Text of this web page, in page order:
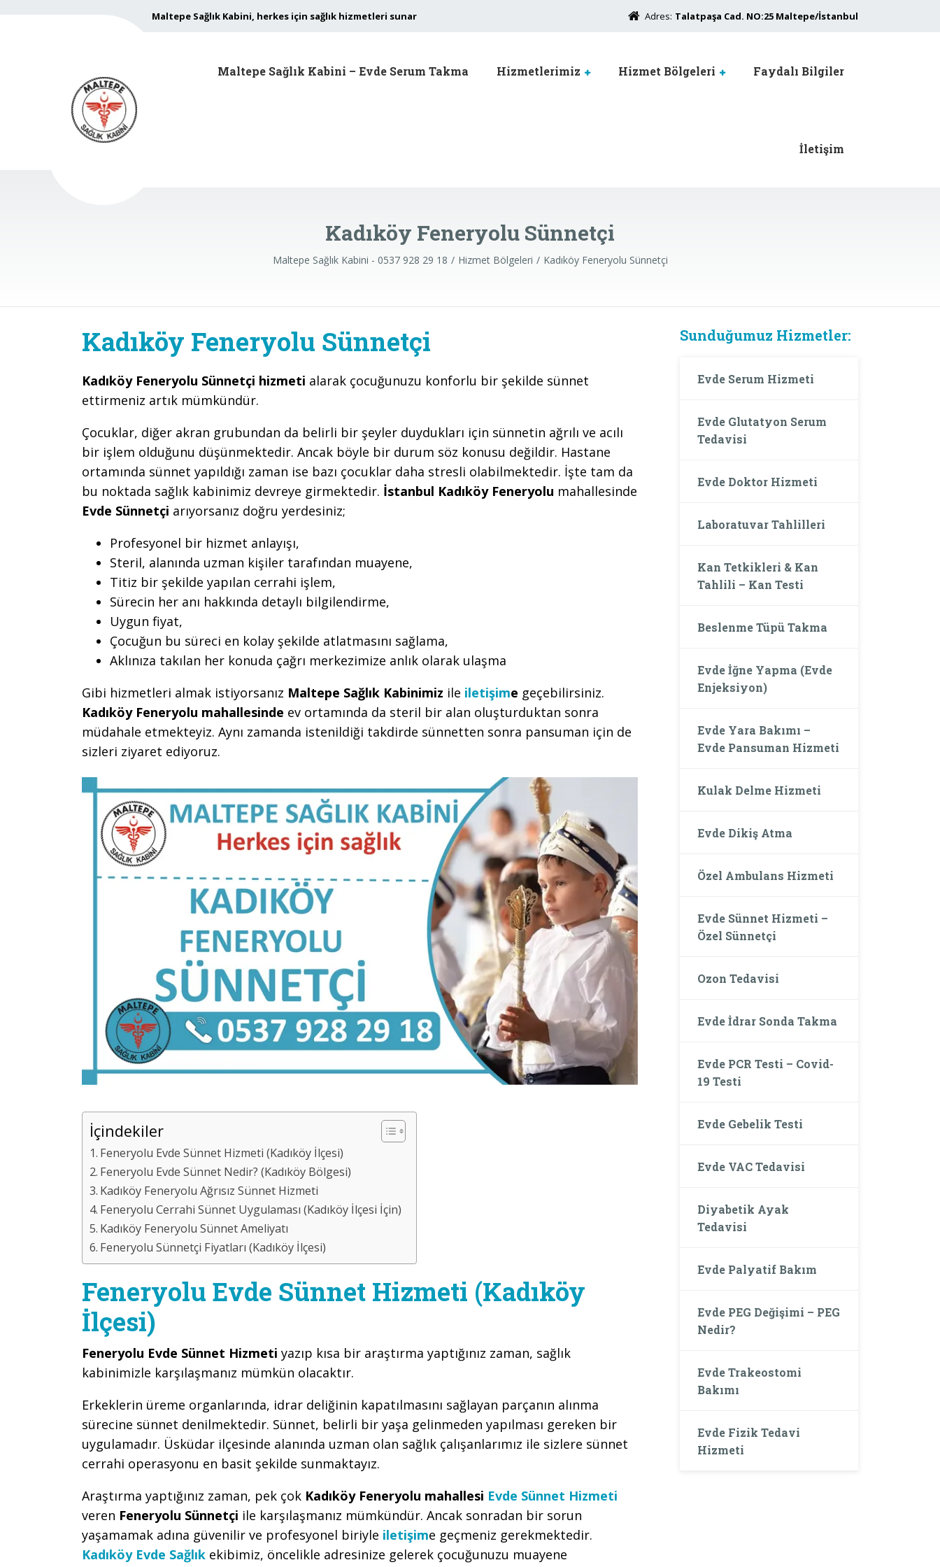
Maltepe Sağlık Kabini, herkes için sağlık hizmetleri sunar Adres: Talatpaşa Cad. NO:25 Maltepe/İstanbul
Maltepe Sağlık Kabini – Evde Serum Takma Hizmetlerimiz Hizmet Bölgeleri Faydalı Bilgiler
İletişim
Kadıköy Feneryolu Sünnetçi
Maltepe Sağlık Kabini - 0537 928 29 18 Hizmet Bölgeleri Kadıköy Feneryolu Sünnetçi
Kadıköy Feneryolu Sünnetçi
Kadıköy Feneryolu Sünnetçi hizmeti alarak çocuğunuzu konforlu bir şekilde sünnet
ettirmeniz artık mümkündür.
Çocuklar, diğer akran grubundan da belirli bir şeyler duydukları için sünnetin ağrılı ve acılı
bir işlem olduğunu düşünmektedir. Ancak böyle bir durum söz konusu değildir. Hastane
ortamında sünnet yapıldığı zaman ise bazı çocuklar daha stresli olabilmektedir. İşte tam da
bu noktada sağlık kabinimiz devreye girmektedir. İstanbul Kadıköy Feneryolu mahallesinde
Evde Sünnetçi arıyorsanız doğru yerdesiniz;
Profesyonel bir hizmet anlayışı,
Steril, alanında uzman kişiler tarafından muayene,
Titiz bir şekilde yapılan cerrahi işlem,
Sürecin her anı hakkında detaylı bilgilendirme,
Uygun fiyat,
Çocuğun bu süreci en kolay şekilde atlatmasını sağlama,
Aklınıza takılan her konuda çağrı merkezimize anlık olarak ulaşma
Gibi hizmetleri almak istiyorsanız Maltepe Sağlık Kabinimiz ile iletişime geçebilirsiniz.
Kadıköy Feneryolu mahallesinde ev ortamında da steril bir alan oluşturduktan sonra
müdahale etmekteyiz. Aynı zamanda istenildiği takdirde sünnetten sonra pansuman için de
sizleri ziyaret ediyoruz.
İçindekiler
Feneryolu Evde Sünnet Hizmeti (Kadıköy İlçesi)
Feneryolu Evde Sünnet Nedir? (Kadıköy Bölgesi)
Kadıköy Feneryolu Ağrısız Sünnet Hizmeti
Feneryolu Cerrahi Sünnet Uygulaması (Kadıköy İlçesi İçin)
Kadıköy Feneryolu Sünnet Ameliyatı
Feneryolu Sünnetçi Fiyatları (Kadıköy İlçesi)
Feneryolu Evde Sünnet Hizmeti (Kadıköy
İlçesi)
Feneryolu Evde Sünnet Hizmeti yazıp kısa bir araştırma yaptığınız zaman, sağlık
kabinimizle karşılaşmanız mümkün olacaktır.
Erkeklerin üreme organlarında, idrar deliğinin kapatılmasını sağlayan parçanın alınma
sürecine sünnet denilmektedir. Sünnet, belirli bir yaşa gelinmeden yapılması gereken bir
uygulamadır. Üsküdar ilçesinde alanında uzman olan sağlık çalışanlarımız ile sizlere sünnet
cerrahi operasyonu en basit şekilde sunmaktayız.
Araştırma yaptığınız zaman, pek çok Kadıköy Feneryolu mahallesi Evde Sünnet Hizmeti
veren Feneryolu Sünnetçi ile karşılaşmanız mümkündür. Ancak sonradan bir sorun
yaşamamak adına güvenilir ve profesyonel biriyle iletişime geçmeniz gerekmektedir.
Kadıköy Evde Sağlık ekibimiz, öncelikle adresinize gelerek çocuğunuzu muayene
Sunduğumuz Hizmetler:
Evde Serum Hizmeti
Evde Glutatyon Serum
Tedavisi
Evde Doktor Hizmeti
Laboratuvar Tahlilleri
Kan Tetkikleri & Kan
Tahlili – Kan Testi
Beslenme Tüpü Takma
Evde İğne Yapma (Evde
Enjeksiyon)
Evde Yara Bakımı –
Evde Pansuman Hizmeti
Kulak Delme Hizmeti
Evde Dikiş Atma
Özel Ambulans Hizmeti
Evde Sünnet Hizmeti –
Özel Sünnetçi
Ozon Tedavisi
Evde İdrar Sonda Takma
Evde PCR Testi – Covid-
19 Testi
Evde Gebelik Testi
Evde VAC Tedavisi
Diyabetik Ayak
Tedavisi
Evde Palyatif Bakım
Evde PEG Değişimi – PEG
Nedir?
Evde Trakeostomi
Bakımı
Evde Fizik Tedavi
Hizmeti